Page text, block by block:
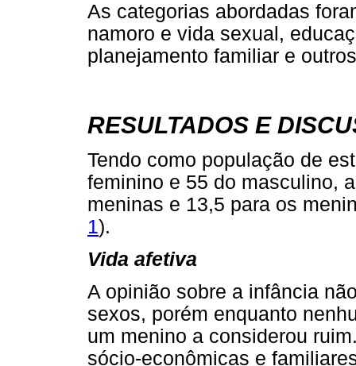
As categorias abordadas
namoro e vida sexual,
planejamento familiar e
RESULTADOS E
Tendo como população de
feminino e 55 do masculino,
meninas e 13,5 para os
1).
Vida afetiva
A opinião sobre a infância
sexos, porém enquanto
um menino a considerou
sócio-econômicas e